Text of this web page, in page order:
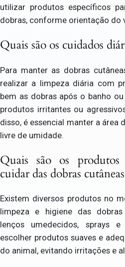
utilizar produtos específicos
dobras, conforme orientação do
Quais são os cuidados
Para manter as dobras
realizar a limpeza diária com
bem as dobras após o banho
produtos irritantes ou
disso, é essencial manter a área
livre de umidade.
Quais são os produtos
cuidar das dobras
Existem diversos produtos no
limpeza e higiene das
lenços umedecidos, sprays
escolher produtos suaves e
do animal, evitando irritações e